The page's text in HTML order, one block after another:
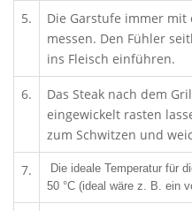
5.
Die Garstufe immer
messen. Den Fühler
ins Fleisch einführen.
6.
Das Steak nach dem
eingewickelt rasten
zum Schwitzen und
7.
Die ideale Temperatur für
50 °C (ideal wäre z. B. ein